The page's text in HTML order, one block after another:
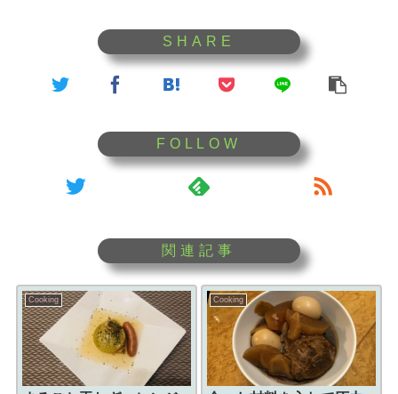
Cooking Cooking